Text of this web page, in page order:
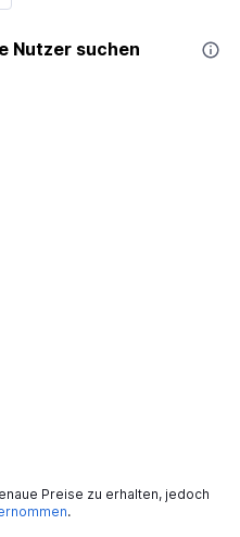
Nutzer suchen
Preise zu erhalten, jedoch
.